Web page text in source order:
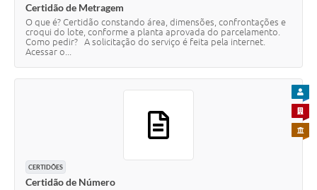
Certidão de Metragem
O que é? Certidão constando área, dimensões, confrontações e
croqui do lote, conforme a planta aprovada do parcelamento.
Como pedir? A solicitação do serviço é feita pela internet.
Acessar o...
CERTIDÕES
Certidão de Número
PARA
PARA